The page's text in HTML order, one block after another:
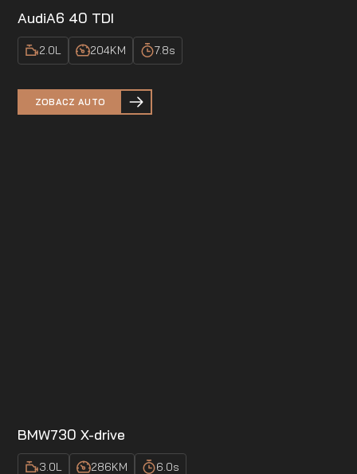
AudiA6 40 TDI
2.0L 204KM 7.8s
ZOBACZ AUTO
BMW730 X-drive
3.0L 286KM 6.0s